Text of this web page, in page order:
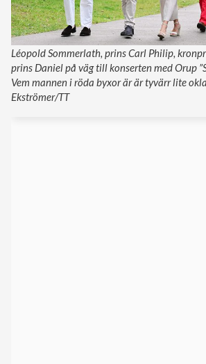
Léopold Sommerlath, prins Carl Philip,
prins Daniel på väg till konserten med Orup
Vem mannen i röda byxor är är tyvärr lite
Ekströmer/TT